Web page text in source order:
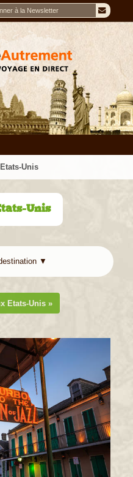
Unis
Unis
Etats-Unis »